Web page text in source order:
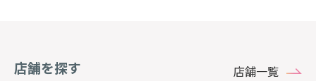
店舗を探す 店舗一覧